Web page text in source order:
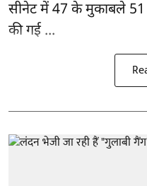
सीनेट में 47 के मुकाबले 51
की गई ...